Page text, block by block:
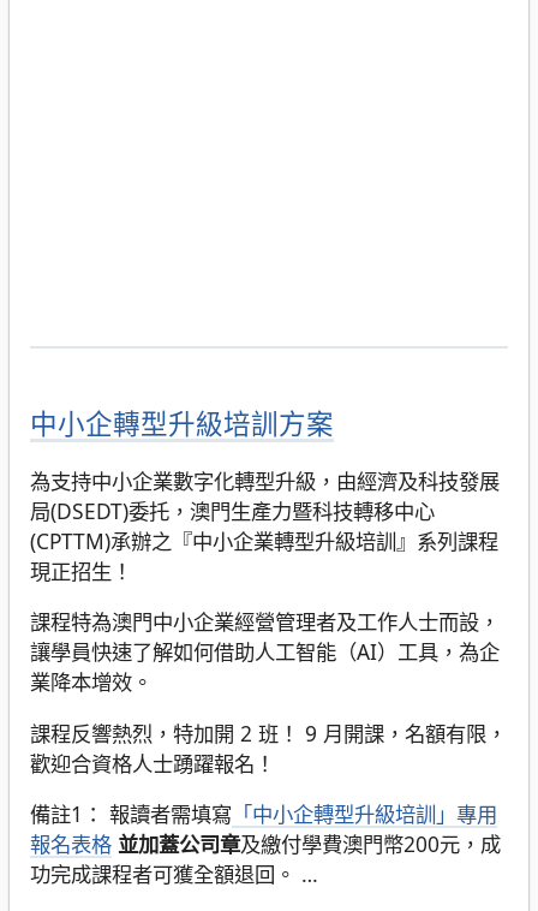
中小企轉型升級培訓方案
為支持中小企業數字化轉型升級，由經濟及科技發展
局(DSEDT)委托，澳門生產力暨科技轉移中心
(CPTTM)承辦之『中小企業轉型升級培訓』系列課程
現正招生！
課程特為澳門中小企業經營管理者及工作人士而設，
讓學員快速了解如何借助人工智能（AI）工具，為企
業降本增效。
課程反響熱烈，特加開 2 班！ 9 月開課，名額有限，
歡迎合資格人士踴躍報名！
備註1： 報讀者需填寫 「中小企轉型升級培訓」專用
報名表格 並加蓋公司章及繳付學費澳門幣200元，成
功完成課程者可獲全額退回。 …